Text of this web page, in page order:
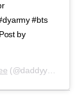
#bts
by
(@daddyyankee) el